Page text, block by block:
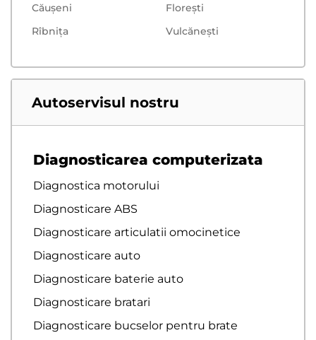
Căușeni
Floreşti
Rîbnița
Vulcăneşti
Autoservisul nostru
Diagnosticarea computerizata
Diagnostica motorului
Diagnosticare ABS
Diagnosticare articulatii omocinetice
Diagnosticare auto
Diagnosticare baterie auto
Diagnosticare bratari
Diagnosticare bucselor pentru brate